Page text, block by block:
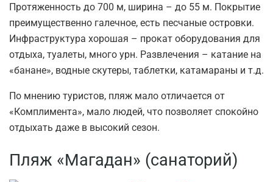
Протяженность до 700 м, ширина – до 55 м. Покрытие
преимущественно галечное, есть песчаные островки.
Инфраструктура хорошая – прокат оборудования для
отдыха, туалеты, много урн. Развлечения – катание на
«банане», водные скутеры, таблетки, катамараны и т.д.
По мнению туристов, пляж мало отличается от
«Комплимента», мало людей, что позволяет спокойно
отдыхать даже в высокий сезон.
Пляж «Магадан» (санаторий)